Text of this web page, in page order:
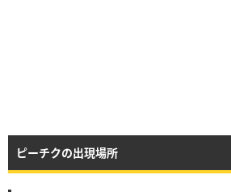
ピーチクの出現場所